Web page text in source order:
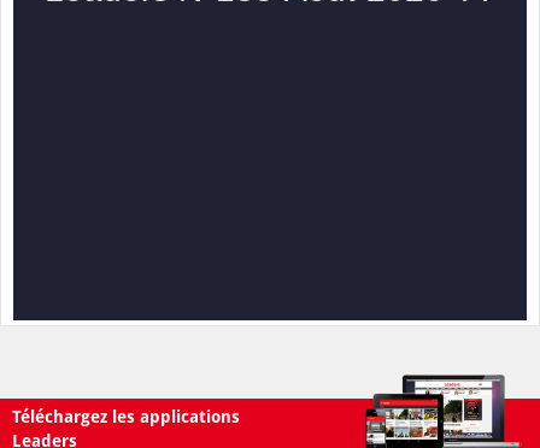
Téléchargez les applications
Leaders